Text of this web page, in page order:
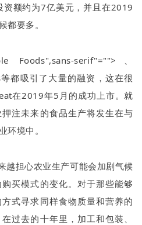
资额约为7亿美元，并且在2019
都要多。
Foods",sans-serif"="">、
等都吸引了大量的融资，这在很
在2019年5 月的成功上市。就
注未来的食品生产将发生在与
环境中。
担心农业生产可能会加剧气候
买模式的变化。对于那些能够
式寻求同样食物质量和营养的
过去的十年里，加工和包装、